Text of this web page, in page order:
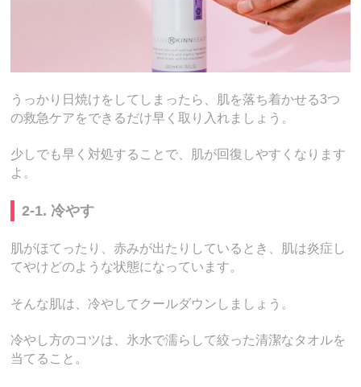
うっかり日焼けをしてしまったら、肌を落ち着かせる3つ
の救急ケアをできるだけ早く取り入れましょう。
少しでも早く対処することで、肌が回復しやすくなります
よ。
2-1. 冷やす
肌がほてったり、赤みが出たりしているとき、肌は炎症し
てやけどのような状態になっています。
そんな肌は、冷やしてクールダウンしましょう。
冷やし方のコツは、氷水で濡らして絞った清潔なタオルを
当てること。